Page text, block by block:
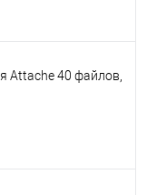
Attache 40 файлов,